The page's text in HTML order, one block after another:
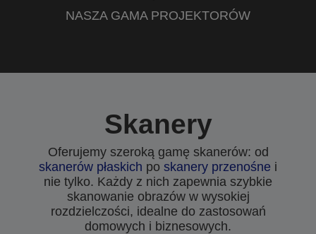
NASZA GAMA PROJEKTORÓW
Skanery
Oferujemy szeroką gamę skanerów: od
skanerów płaskich po skanery przenośne i
nie tylko. Każdy z nich zapewnia szybkie
skanowanie obrazów w wysokiej
rozdzielczości, idealne do zastosowań
domowych i biznesowych.